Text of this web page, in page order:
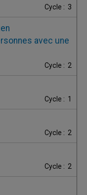
3
avec une
2
1
2
2